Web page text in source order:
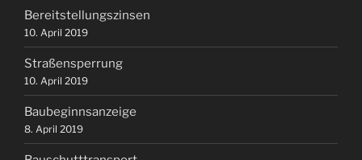
Bereitstellungszinsen
10. April 2019
Straßensperrung
10. April 2019
Baubeginnsanzeige
8. April 2019